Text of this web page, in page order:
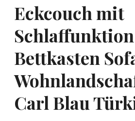
Eckcouch mit
Bettkasten
Carl Blau